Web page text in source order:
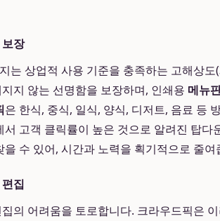
장
는 상업적 사용 기준을 충족하는 고해상
지 않는 선명함을 보장하며, 인쇄용 메뉴
은 한식, 중식, 일식, 양식, 디저트, 음료 등
고객 클릭률이 높은 것으로 알려진 탑다
수 있어, 시간과 노력을 획기적으로 줄여
집
의 어려움을 토로합니다. 크라우드픽은